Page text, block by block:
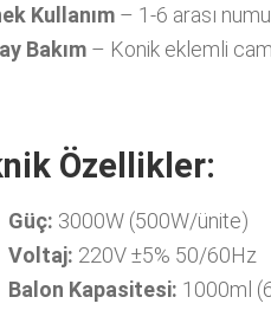
Kullanım – 1-6 arası
Bakım – Konik eklemli
Özellikler:
Güç: 3000W (500W/ünite)
Voltaj: 220V ±5% 50/60Hz
Balon Kapasitesi: 1000ml